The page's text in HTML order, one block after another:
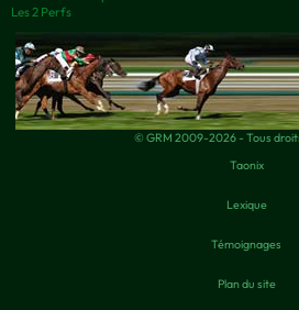
Les 2 Perfs
© GRM 2009-2026 - Tous
Taonix
Lexique
Témoignages
Plan du site